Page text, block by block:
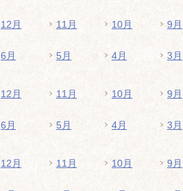
12月 11月 10月 9月
6月 5月 4月 3月
12月 11月 10月 9月
6月 5月 4月 3月
12月 11月 10月 9月